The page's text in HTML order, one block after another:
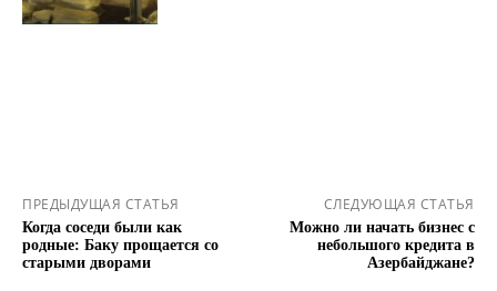
ПРЕДЫДУЩАЯ СТАТЬЯ
Когда соседи были как
родные: Баку прощается со
старыми дворами
СЛЕДУЮЩАЯ СТАТЬЯ
Можно ли начать бизнес с
небольшого кредита в
Азербайджане?